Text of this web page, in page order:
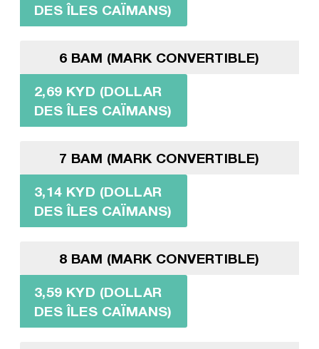
DES ÎLES CAÏMANS)
6 BAM (MARK CONVERTIBLE)
2,69 KYD (DOLLAR
DES ÎLES CAÏMANS)
7 BAM (MARK CONVERTIBLE)
3,14 KYD (DOLLAR
DES ÎLES CAÏMANS)
8 BAM (MARK CONVERTIBLE)
3,59 KYD (DOLLAR
DES ÎLES CAÏMANS)